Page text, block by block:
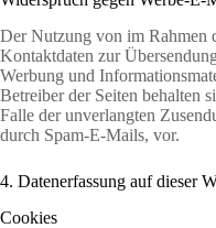
Der Nutzung von im Rahmen
Kontaktdaten zur
Werbung und
Betreiber der Seiten behalten
Falle der unverlangten
durch Spam-E-Mails, vor.
4. Datenerfassung auf dieser
Cookies